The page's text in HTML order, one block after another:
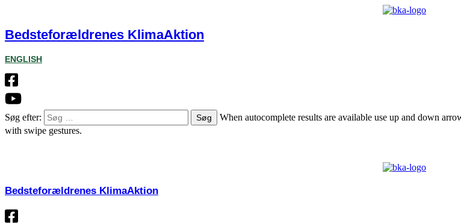
Bedsteforældrenes KlimaAktion
ENGLISH
Søg efter:
When autocomplete results are available use up and down
with swipe gestures.
Bedsteforældrenes KlimaAktion​